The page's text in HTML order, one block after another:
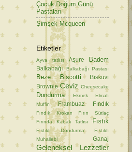
Çocuk Doğum Günü
Pastaları
Şimşek Mcqueen
Etiketler
Ayva tatlısı Aşure Badem
Balkabağı Balkabağı Pastası
Beze Biscotti
Bisküvi
Brownie Ceviz Cheesecake
Dondurma Ekmek
Elmalı
Muffin
Frambuaz Fındık
Fındık Krokan
Fırın Sütlaç
Fırında Kabak Tatlısı
Fıstık
Fıstıklı Dondurma
Fıstıklı
Muhallebi
Ganaj
Geleneksel Lezzetler